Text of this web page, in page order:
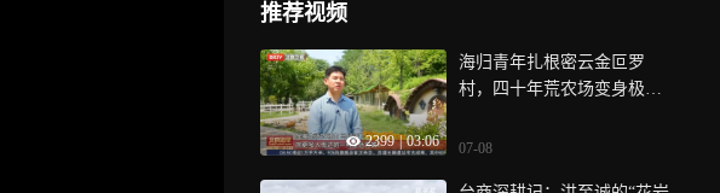
推荐视频
2399 | 03:06
海归青年扎根密云金叵罗
村，四十年荒农场变身极简
07-08